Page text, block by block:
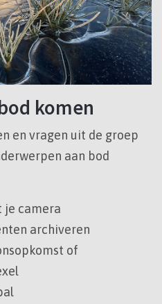
komen
en vragen uit de groep
aan bod
je camera
archiveren
of